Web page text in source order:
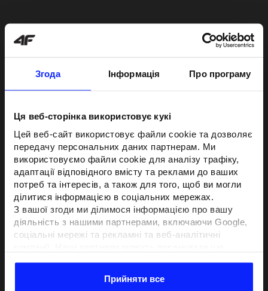
Згода Інформація Про програму
Ця веб-сторінка використовує кукі
Цей веб-сайт використовує файли cookie та дозволяє
передачу персональних даних партнерам. Ми
використовуємо файли cookie для аналізу трафіку,
адаптації відповідного вмісту та реклами до ваших
потреб та інтересів, а також для того, щоб ви могли
ділитися інформацією в соціальних мережах.
З вашої згоди ми ділимося інформацією про вашу
діяльність з нашими партнерами, включаючи Google,
соціальні мережі та рекламні та веб-аналітичні
отримують у результаті використання вами їхніх
Прийняти все